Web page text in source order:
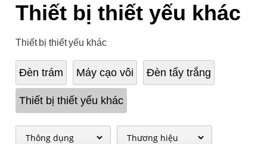
Thiết bị thiết yếu khác
Thiết bị thiết yếu khác
Đèn trám Máy cạo vôi Đèn tẩy trắng
Thiết bị thiết yếu khác